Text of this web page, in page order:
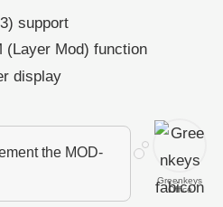
support
(Layer Mod) function
display
Greenkeys
Office
the MOD-